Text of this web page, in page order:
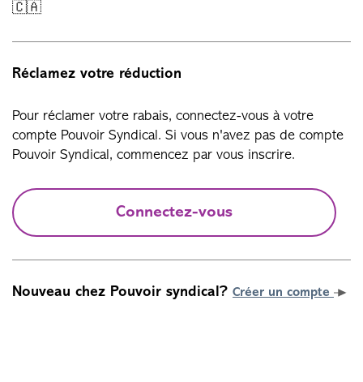
🇨🇦
Réclamez votre réduction
Pour réclamer votre rabais, connectez-vous à votre
compte Pouvoir Syndical. Si vous n'avez pas de compte
Pouvoir Syndical, commencez par vous inscrire.
Connectez-vous
Nouveau chez Pouvoir syndical? Créer un compte